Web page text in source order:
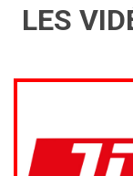
LES